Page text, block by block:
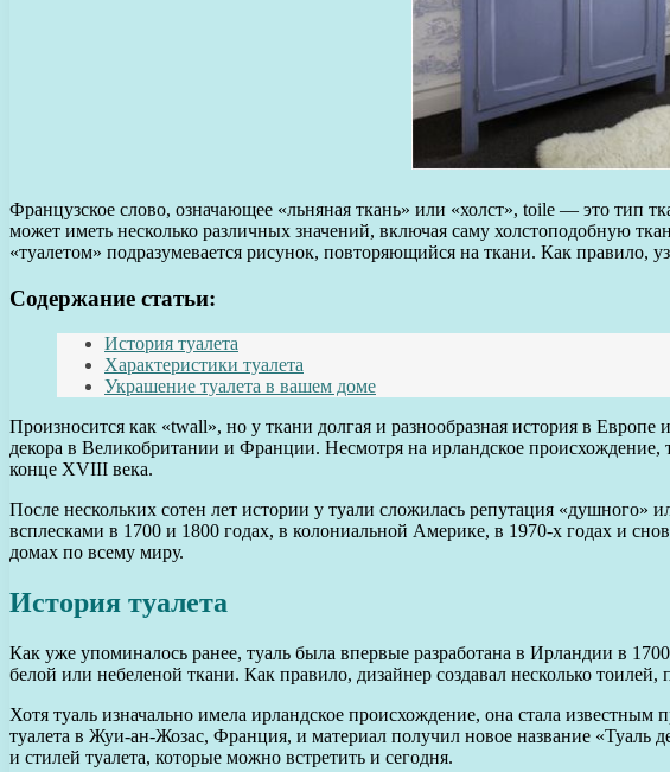
Французское слово, означающее «льняная ткань» или «холст», toile — это тип
может иметь несколько различных значений, включая саму холстоподобную
«туалетом» подразумевается рисунок, повторяющийся на ткани. Как правило,
Содержание статьи:
История туалета
Характеристики туалета
Украшение туалета в вашем доме
Произносится как «twall», но у ткани долгая и разнообразная история в
декора в Великобритании и Франции. Несмотря на ирландское
конце XVIII века.
После нескольких сотен лет истории у туали сложилась репутация «душного»
всплесками в 1700 и 1800 годах, в колониальной Америке, в 1970-х годах и
домах по всему миру.
История туалета
Как уже упоминалось ранее, туаль была впервые разработана в Ирландии в
белой или небеленой ткани. Как правило, дизайнер создавал несколько
Хотя туаль изначально имела ирландское происхождение, она стала
туалета в Жуи-ан-Жозас, Франция, и материал получил новое название
и стилей туалета, которые можно встретить и сегодня.